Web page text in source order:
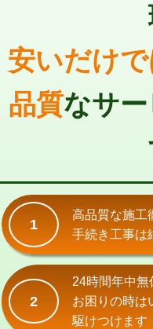
止水・漏水調査・防水処
その他部品の脱着
交換・取付（タンク）
交換・取付(単水栓（壁付
式・ワンホール）)
交換・取付(排水栓・排水
（P/S/ポップアップ））
交換・取付（その他部品
持込商品取付（単水栓）
安いだけ
品質なサ
1
高品質な施工
手続き工事は
2
24時間年中無
お困りの時は
駆けつけます